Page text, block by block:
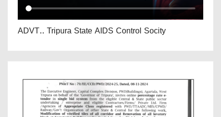
ADVT.. Tripura State AIDS Control Socity